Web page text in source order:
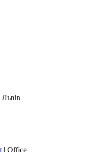
| Office